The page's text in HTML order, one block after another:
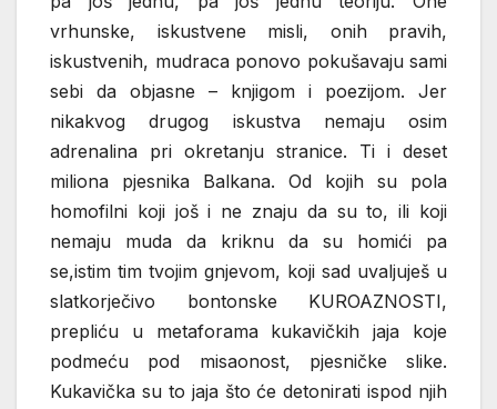
vrhunske, iskustvene misli, onih pravih,
iskustvenih, mudraca ponovo pokušavaju sami
sebi da objasne – knjigom i poezijom. Jer
nikakvog drugog iskustva nemaju osim
adrenalina pri okretanju stranice. Ti i deset
miliona pjesnika Balkana. Od kojih su pola
homofilni koji još i ne znaju da su to, ili koji
nemaju muda da kriknu da su homići pa
se,istim tim tvojim gnjevom, koji sad uvaljuješ u
slatkorječivo bontonske KUROAZNOSTI,
prepliću u metaforama kukavičkih jaja koje
podmeću pod misaonost, pjesničke slike.
Kukavička su to jaja što će detonirati ispod njih